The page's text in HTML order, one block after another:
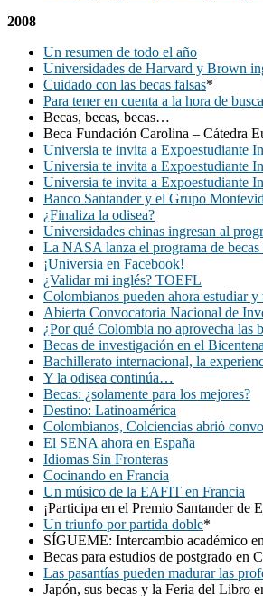
2008
Un resumen de todo el año
Universidades de Harvard y Brown
Cuidado con las becas falsas*
Para tener en cuenta a la hora de
Becas, becas, becas…
Beca Fundación Carolina – Cátedra
Universia te invita a Expoestudiante
Universia te invita a Expoestudiante
Universia te invita a Expoestudiante
Banco Santander y el Grupo
¿Finaliza la odisea?
Universidades chinas ingresan al
La NASA lanza el programa de becas
¡Universia en Facebook!
¿Validar mi inglés? TOEFL
Colombianos pueden ahora estudiar y
Abierta Convocatoria Nacional de
¿Por qué Colombia no aprovecha las
Becas de investigación en el
Bachillerato internacional, la
Y la odisea continúa…
Becas: ¿solamente para los mejores?
Destino: Latinoamérica
Colombianos, Colciencias abrió
El SENA ahora en España
Idiomas Sin Fronteras
Cocinando en Francia
Un músico de la EAFIT en Francia
¡Participa en el Premio Santander
Un triunfo por partida doble*
SÍGUEME: Intercambio académico
Becas para estudios de postgrado en
Las pasantías pueden madurar las
Japón, sus becas y la Feria del Libro